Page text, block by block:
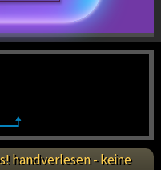
handverlesen - keine